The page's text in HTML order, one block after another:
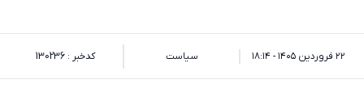
۲۲ فروردین ۱۴۰۵ - ۱۸:۱۴ سیاست کدخبر : 130236